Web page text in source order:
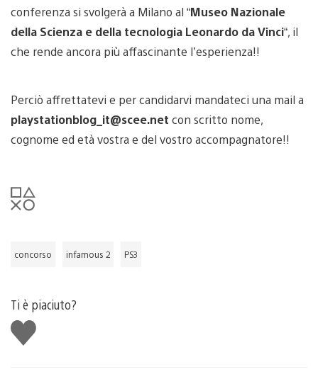
conferenza si svolgerà a Milano al “Museo Nazionale
della Scienza e della tecnologia Leonardo da Vinci“, il
che rende ancora più affascinante l’esperienza!!
Perciò affrettatevi e per candidarvi mandateci una mail a
playstationblog_it@scee.net con scritto nome,
cognome ed età vostra e del vostro accompagnatore!!
concorso infamous 2 PS3
Ti è piaciuto?
Mi
piace